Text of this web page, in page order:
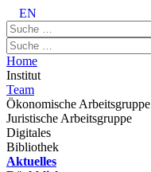
EN
Home
Institut
Team
Ökonomische Arbeitsgruppe
Juristische Arbeitsgruppe
Digitales
Bibliothek
Aktuelles